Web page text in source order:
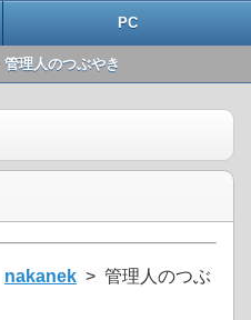
PC
管理人のつぶやき
nakanek > 管理人のつぶ